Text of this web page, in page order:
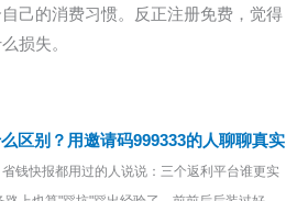
己的消费习惯。反正注册免费，觉得
损失。
区别？用邀请码999333的人聊聊真实
钱快报都用过的人说说：三个返利平台谁更实